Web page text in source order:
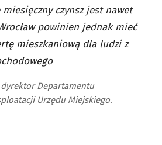
czynsz jest nawet
powinien jednak mieć
mieszkaniową dla ludzi z
dyrektor Departamentu
Urzędu Miejskiego.